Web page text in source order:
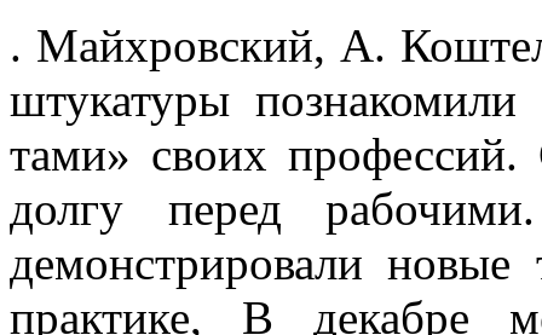
. Майхровский, А.
штукатуры
тами» своих профессий.
долгу перед
демонстрировали
практике, В декабре